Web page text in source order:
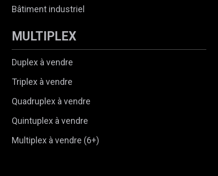
Bâtiment industriel
MULTIPLEX
Duplex à vendre
Triplex à vendre
Quadruplex à vendre
Quintuplex à vendre
Multiplex à vendre (6+)